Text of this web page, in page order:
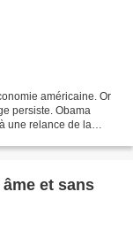
américaine. Or
persiste. Obama
une relance de la
et sans